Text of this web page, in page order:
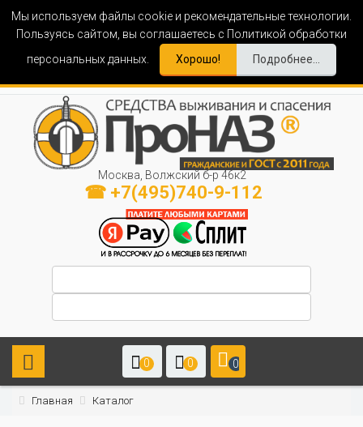
Мы используем файлы cookie и рекомендательные технологии.
Пользуясь сайтом, вы соглашаетесь с Политикой обработки
персональных данных.
Хорошо! Подробнее...
Москва, Волжский б-р 46к2
☎ +7(495)740-9-112
0 0 0
Главная Каталог